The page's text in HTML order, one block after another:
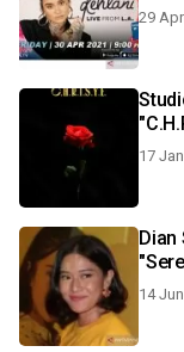
29
17
Dian
14